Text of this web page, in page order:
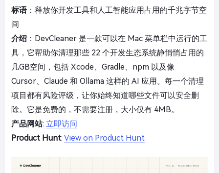
标语：释放你开发工具和人工智能应用占用的千兆字节空
间
介绍 ：DevCleaner 是一款可以在 Mac 菜单栏中运行的工
具，它帮助你清理那些 22 个开发生态系统静悄悄占用的
几GB空间，包括 Xcode、Gradle、npm 以及像
Cursor、Claude 和 Ollama 这样的 AI 应用。每一个清理
项目都有风险评级，让你始终知道哪些文件可以安全删
除。它是免费的，不需要注册，大小仅有 4MB。
产品网站: 立即访问
Product Hunt: View on Product Hunt